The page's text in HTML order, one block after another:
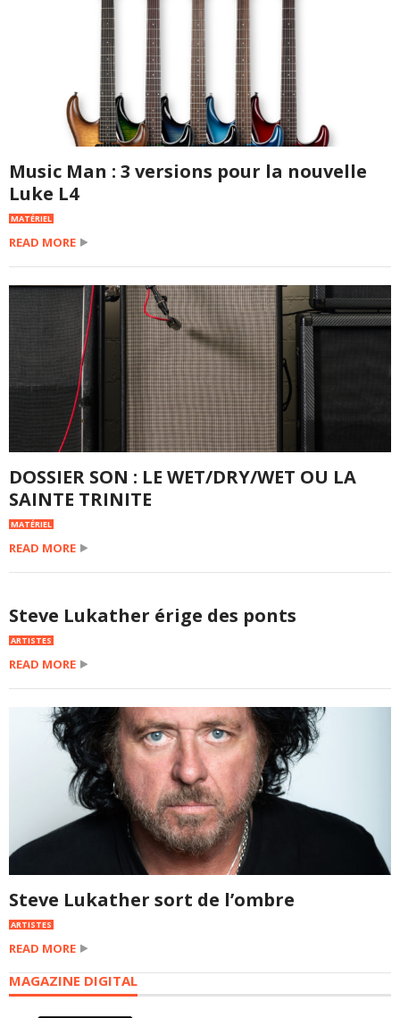
Music Man : 3 versions pour la nouvelle
Luke L4
MATÉRIEL
READ MORE
DOSSIER SON : LE WET/DRY/WET OU LA
SAINTE TRINITE
MATÉRIEL
READ MORE
Steve Lukather érige des ponts
ARTISTES
READ MORE
Steve Lukather sort de l’ombre
ARTISTES
READ MORE
MAGAZINE DIGITAL